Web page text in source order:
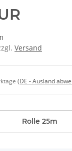
Versand
(DE - Ausland
Rolle 25m